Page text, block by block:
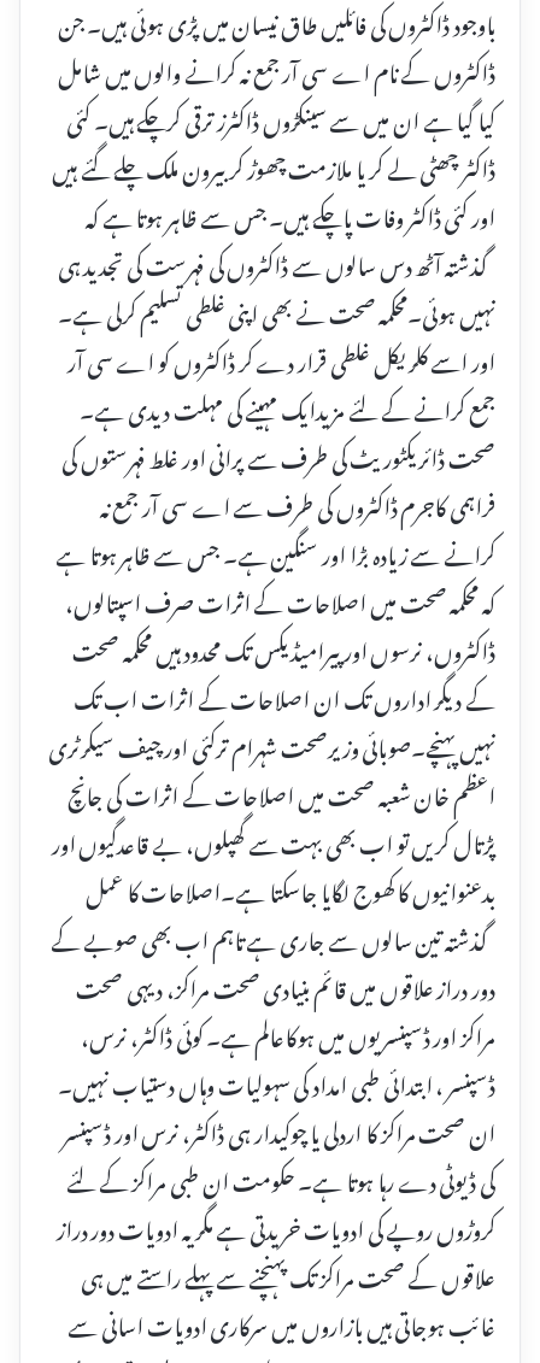
باوجود ڈاکٹروں کی فائلیں طاق نیسان میں پڑی ہوئی ہیں۔ جن
ڈاکٹروں کے نام اے سی آر جمع نہ کرانے والوں میں شامل
کیا گیا ہے ان میں سے سینکڑوں ڈاکٹرز ترقی کرچکے ہیں۔ کئی
ڈاکٹر چھٹی لے کر یا ملازمت چھوڑ کر بیرون ملک چلے گئے ہیں
اور کئی ڈاکٹر وفات پاچکے ہیں۔ جس سے ظاہر ہوتا ہے کہ
گذشتہ آٹھ دس سالوں سے ڈاکٹروں کی فہرست کی تجدید ہی
نہیں ہوئی۔محکمہ صحت نے بھی اپنی غلطی تسلیم کرلی ہے۔
اور اسے کلریکل غلطی قرار دے کر ڈاکٹروں کو اے سی آر
جمع کرانے کے لئے مزیدایک مہینے کی مہلت دیدی ہے۔
صحت ڈائریکٹوریٹ کی طرف سے پرانی اور غلط فہرستوں کی
فراہمی کاجرم ڈاکٹروں کی طرف سے اے سی آر جمع نہ
کرانے سے زیادہ بڑا اور سنگین ہے۔ جس سے ظاہر ہوتا ہے
کہ محکمہ صحت میں اصلاحات کے اثرات صرف اسپتالوں،
ڈاکٹروں، نرسوں اور پیرامیڈیکس تک محدود ہیں محکمہ صحت
کے دیگر اداروں تک ان اصلاحات کے اثرات اب تک
نہیں پہنچے۔صوبائی وزیرصحت شہرام ترکئی اور چیف سیکرٹری
اعظم خان شعبہ صحت میں اصلاحات کے اثرات کی جانچ
پڑتال کریں تو اب بھی بہت سے گھپلوں، بے قاعدگیوں اور
بدعنوانیوں کا کھوج لگایا جاسکتا ہے۔اصلاحات کا عمل
گذشتہ تین سالوں سے جاری ہے تاہم اب بھی صوبے کے
دور دراز علاقوں میں قائم بنیادی صحت مراکز، دیہی صحت
مراکز اور ڈسپنسریوں میں ہوکاعالم ہے۔ کوئی ڈاکٹر، نرس،
ڈسپنسر ، ابتدائی طبی امداد کی سہولیات وہاں دستیاب نہیں۔
ان صحت مراکز کا اردلی یا چوکیدار ہی ڈاکٹر، نرس اور ڈسپنسر
کی ڈیوٹی دے رہا ہوتا ہے۔ حکومت ان طبی مراکز کے لئے
کروڑوں روپے کی ادویات خریدتی ہے مگر یہ ادویات دور دراز
علاقوں کے صحت مراکز تک پہنچنے سے پہلے راستے میں ہی
غائب ہوجاتی ہیں بازاروں میں سرکاری ادویات اسانی سے